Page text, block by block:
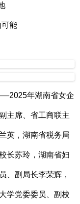
可能
年湖南省女企
主席、省工商联主
英，湖南省税务局
长苏玲，湖南省妇
、副局长李荣辉，
学党委委员、副校